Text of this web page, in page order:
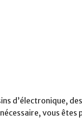
d’électronique,
vous êtes